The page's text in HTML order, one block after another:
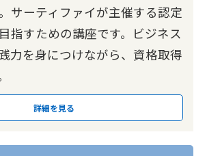
サーティファイが主催する認定
指すための講座です。ビジネス
力を身につけながら、資格取得
詳細を見る